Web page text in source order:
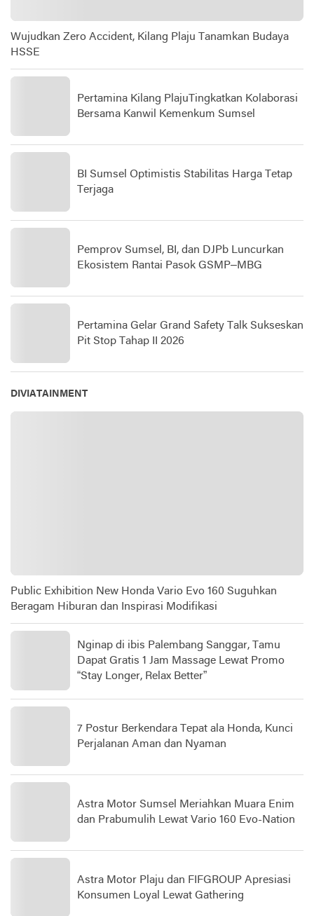
Wujudkan Zero Accident, Kilang Plaju Tanamkan Budaya
HSSE
Pertamina Kilang PlajuTingkatkan Kolaborasi
Bersama Kanwil Kemenkum Sumsel
BI Sumsel Optimistis Stabilitas Harga Tetap
Terjaga
Pemprov Sumsel, BI, dan DJPb Luncurkan
Ekosistem Rantai Pasok GSMP–MBG
Pertamina Gelar Grand Safety Talk Sukseskan
Pit Stop Tahap II 2026
DIVIATAINMENT
Public Exhibition New Honda Vario Evo 160 Suguhkan
Beragam Hiburan dan Inspirasi Modifikasi
Nginap di ibis Palembang Sanggar, Tamu
Dapat Gratis 1 Jam Massage Lewat Promo
“Stay Longer, Relax Better”
7 Postur Berkendara Tepat ala Honda, Kunci
Perjalanan Aman dan Nyaman
Astra Motor Sumsel Meriahkan Muara Enim
dan Prabumulih Lewat Vario 160 Evo-Nation
Astra Motor Plaju dan FIFGROUP Apresiasi
Konsumen Loyal Lewat Gathering